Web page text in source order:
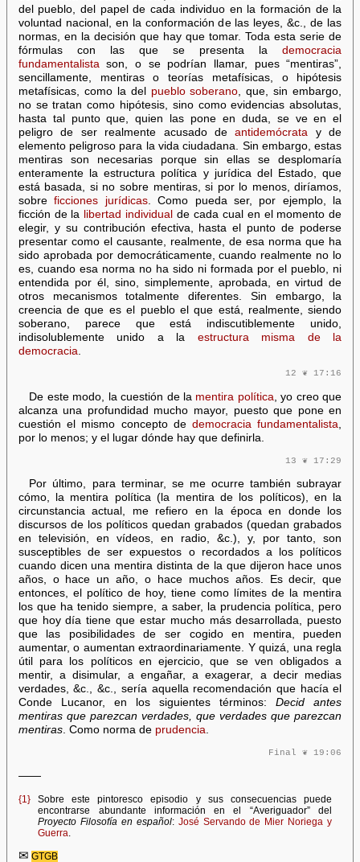
del pueblo, del papel de cada individuo en la formación de la
voluntad nacional, en la conformación de las leyes, &c., de las
normas, en la decisión que hay que tomar. Toda esta serie de
fórmulas con las que se presenta lademocracia
fundamentalista son, o se podrían llamar, pues “mentiras”,
sencillamente, mentiras o teorías metafísicas, o hipótesis
metafísicas, como la del pueblo soberano , que, sin embargo,
no se tratan como hipótesis, sino como evidencias absolutas,
hasta tal punto que, quien las pone en duda, se ve en el
peligro de ser realmente acusado deantidemócrata y de
elemento peligroso para la vida ciudadana. Sin embargo, estas
mentiras son necesarias porque sin ellas se desplomaría
enteramente la estructura política y jurídica del Estado, que
está basada, si no sobre mentiras, si por lo menos, diríamos,
sobreficciones jurídicas. Como pueda ser, por ejemplo, la
ficción de la
libertad individual de cada cual en el momento de
elegir, y su contribución efectiva, hasta el punto de poderse
presentar como el causante, realmente, de esa norma que ha
sido aprobada por democráticamente, cuando realmente no lo
es, cuando esa norma no ha sido ni formada por el pueblo, ni
entendida por él, sino, simplemente, aprobada, en virtud de
otros mecanismos totalmente diferentes. Sin embargo, la
creencia de que es el pueblo el que está, realmente, siendo
soberano, parece que está indiscutiblemente unido,
indisolublemente unido a la estructura misma de la
democracia
12 ❦ 17:16
De este modo, la cuestión de la mentira política, yo creo que
alcanza una profundidad mucho mayor, puesto que pone en
cuestión el mismo concepto de democracia fundamentalista,
por lo menos; y el lugar dónde hay que definirla.
13 ❦ 17:29
Por último, para terminar, se me ocurre también subrayar
cómo, la mentira política (la mentira de los políticos), en la
circunstancia actual, me refiero en la época en donde los
discursos de los políticos quedan grabados (quedan grabados
en televisión, en vídeos, en radio, &c.), y, por tanto, son
susceptibles de ser expuestos o recordados a los políticos
cuando dicen una mentira distinta de la que dijeron hace unos
años, o hace un año, o hace muchos años. Es decir, que
entonces, el político de hoy, tiene como límites de la mentira
los que ha tenido siempre, a saber, la prudencia política, pero
que hoy día tiene que estar mucho más desarrollada, puesto
que las posibilidades de ser cogido en mentira, pueden
aumentar, o aumentan extraordinariamente. Y quizá, una regla
útil para los políticos en ejercicio, que se ven obligados a
mentir, a disimular, a engañar, a exagerar, a decir medias
verdades, &c., &c., sería aquella recomendación que hacía el
Conde Lucanor, en los siguientes términos:Decid antes
mentiras que parezcan verdades, que verdades que parezcan
mentiras. Como norma de prudencia.
Final ❦ 19:06
——
{1}Sobre este pintoresco episodio y sus consecuencias puede
encontrarse abundante información en el “Averiguador” del
Proyecto Filosofía en español: José Servando de Mier Noriega y
Guerra.
✉ GTGB